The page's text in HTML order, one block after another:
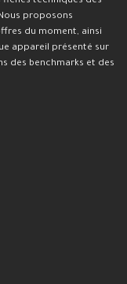
proposons
du moment, ainsi
appareil présenté sur
des benchmarks et des